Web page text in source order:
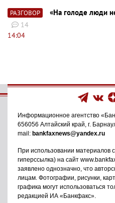
РАЗГОВОР «На голоде люди
14
14:04
Информационное агентство
656056 Алтайский край, г.
mail: bankfaxnews@yandex.ru
При использовании материалов
гиперссылка) на сайт
заявлено однозначно, что
лицам. Фотографии, рисунки,
графика могут использоваться
редакцией ИА «Банкфакс».